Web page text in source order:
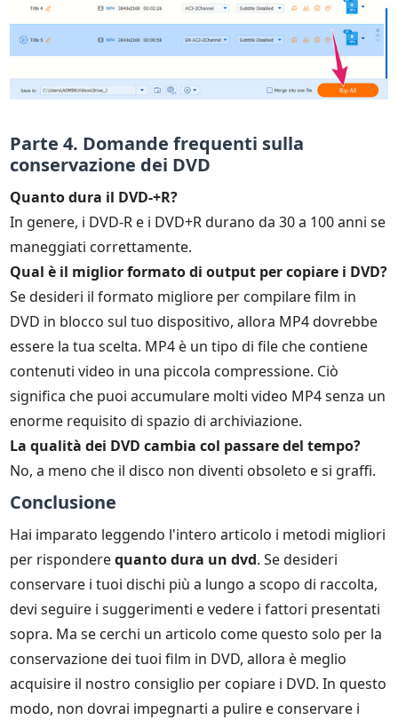
Parte 4. Domande frequenti sulla
conservazione dei DVD
Quanto dura il DVD-+R?
In genere, i DVD-R e i DVD+R durano da 30 a 100 anni se
maneggiati correttamente.
Qual è il miglior formato di output per copiare i DVD?
Se desideri il formato migliore per compilare film in
DVD in blocco sul tuo dispositivo, allora MP4 dovrebbe
essere la tua scelta. MP4 è un tipo di file che contiene
contenuti video in una piccola compressione. Ciò
significa che puoi accumulare molti video MP4 senza un
enorme requisito di spazio di archiviazione.
La qualità dei DVD cambia col passare del tempo?
No, a meno che il disco non diventi obsoleto e si graffi.
Conclusione
Hai imparato leggendo l'intero articolo i metodi migliori
per risponderequanto dura un dvd. Se desideri
conservare i tuoi dischi più a lungo a scopo di raccolta,
devi seguire i suggerimenti e vedere i fattori presentati
sopra. Ma se cerchi un articolo come questo solo per la
conservazione dei tuoi film in DVD, allora è meglio
acquisire il nostro consiglio per copiare i DVD. In questo
modo, non dovrai impegnarti a pulire e conservare i